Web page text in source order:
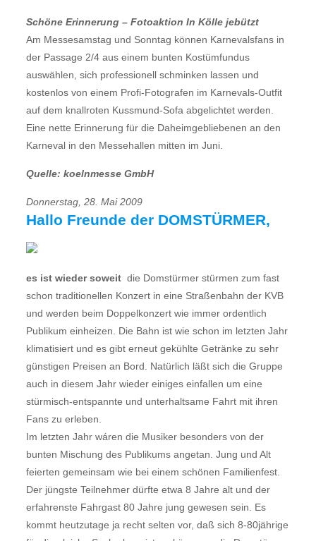
Schöne Erinnerung – Fotoaktion In Kölle jebützt
Am Messesamstag und Sonntag können Karnevalsfans in
der Passage 2/4 aus einem bunten Kostümfundus
auswählen, sich professionell schminken lassen und
kostenlos von einem Profi-Fotografen im Karnevals-Outfit
auf dem knallroten Kussmund-Sofa abgelichtet werden.
Eine nette Erinnerung für die Daheimgebliebenen an den
Karneval in den Messehallen mitten im Juni.
Quelle: koelnmesse GmbH
Donnerstag, 28. Mai 2009
Hallo Freunde der DOMSTÜRMER,
es ist wieder soweit die Domstürmer stürmen zum fast
schon traditionellen Konzert in eine Straßenbahn der KVB
und werden beim Doppelkonzert wie immer ordentlich
Publikum einheizen. Die Bahn ist wie schon im letzten Jahr
klimatisiert und es gibt erneut gekühlte Getränke zu sehr
günstigen Preisen an Bord. Natürlich läßt sich die Gruppe
auch in diesem Jahr wieder einiges einfallen um eine
stürmisch-entspannte und unterhaltsame Fahrt mit ihren
Fans zu erleben.
Im letzten Jahr wáren die Musiker besonders von der
bunten Mischung des Publikums angetan. Jung und Alt
feierten gemeinsam wie bei einem schönen Familienfest.
Der jüngste Teilnehmer dürfte etwa 8 Jahre alt und der
erfahrenste Fahrgast 80 Jahre jung gewesen sein. Es
kommt heutzutage ja recht selten vor, daß sich 8-80jährige